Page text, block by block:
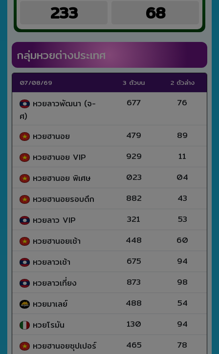
233 68
กลุ่มหวยต่างประเทศ
07/08/69 3 ตัวบน 2 ตัวล่าง
หวยลาวพัฒนา (จ-
ศ)
677 76
หวยฮานอย 479
89
หวยฮานอย VIP
929
11
หวยฮานอย พิเศษ
023
04
หวยฮานอยรอบดึก
882
43
หวยลาว VIP
321
53
หวยฮานอยเช้า
448
60
หวยลาวเช้า
675
94
หวยลาวเที่ยง
873
98
หวยมาเลย์
488
54
หวยโรมัน
130
94
หวยฮานอยซุปเปอร์
465
78